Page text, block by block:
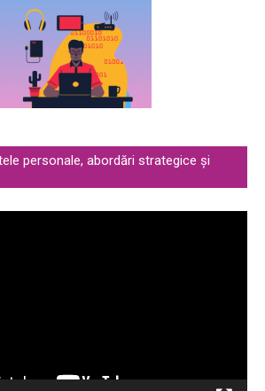
personale, abordări strategice și